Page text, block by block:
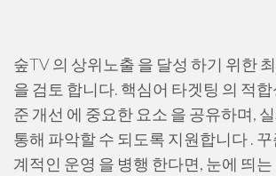
숲TV 의 상위노출 을 달성 하기 위한
을 검토 합니다. 핵심어 타겟팅 의 적
준 개선 에 중요한 요소 을 공유하며,
통해 파악할 수 되도록 지원합니다 .
계적인 운영 을 병행 한다면, 눈에 띄